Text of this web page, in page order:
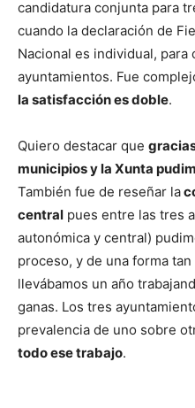
candidatura conjunta para
cuando la declaración de
Nacional es individual, para
ayuntamientos. Fue
la satisfacción es doble.
Quiero destacar que
municipios y la Xunta
También fue de reseñar la
central pues entre las tres
autonómica y central)
proceso, y de una forma
llevábamos un año
ganas. Los tres
prevalencia de uno sobre
todo ese trabajo.